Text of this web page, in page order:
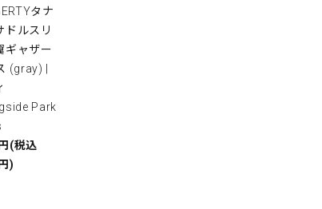
タナ
ドルスリ
ギャザー
(gray) |
Park
(税込
)